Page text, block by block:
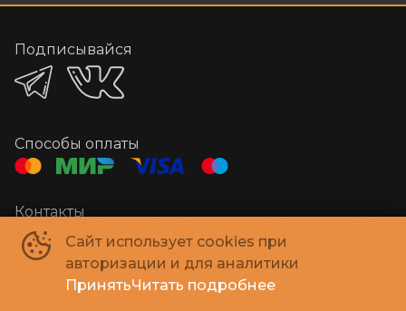
Сайт использует cookies при
авторизации и для аналитики
ПринятьЧитать подробнее
Подписывайся
Способы оплаты
Контакты
Администратор +7 384-29-03000
E-mail
megakino42@mail.ru